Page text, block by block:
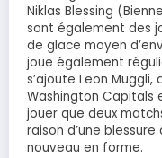
Niklas Blessing
sont également des
de glace moyen
joue également
s’ajoute Leon
Washington Capitals
jouer que deux
raison d’une
nouveau en forme.